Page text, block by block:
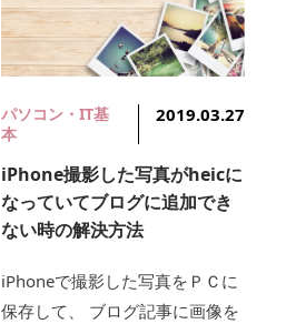
パソコン・IT基
本
2019.03.27
iPhone撮影した写真がheicに
なっていてブログに追加でき
ない時の解決方法
iPhoneで撮影した写真をＰＣに
保存して、 ブログ記事に画像を